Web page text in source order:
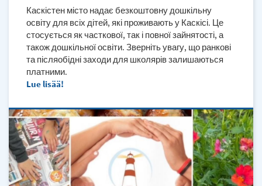
Каскістен місто надає безкоштовну дошкільну
освіту для всіх дітей, які проживають у Каскісі. Це
стосується як часткової, так і повної зайнятості, а
також дошкільної освіти. Зверніть увагу, що ранкові
та післяобідні заходи для школярів залишаються
платними.
Lue lisää